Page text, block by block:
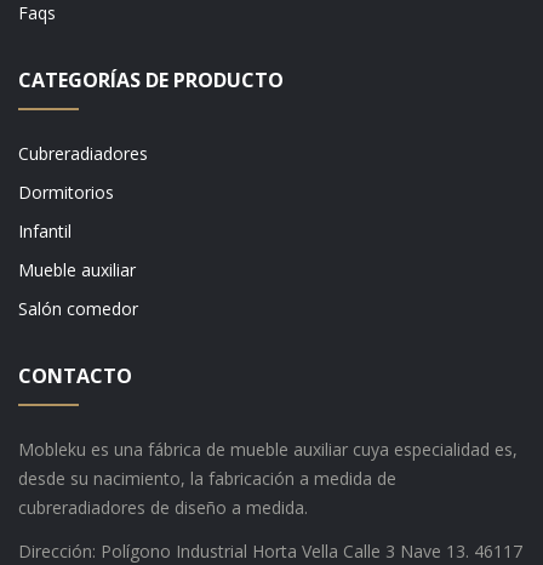
Faqs
CATEGORÍAS DE PRODUCTO
Cubreradiadores
Dormitorios
Infantil
Mueble auxiliar
Salón comedor
CONTACTO
Mobleku es una fábrica de mueble auxiliar cuya especialidad es,
desde su nacimiento, la fabricación a medida de
cubreradiadores de diseño a medida.
Dirección: Polígono Industrial Horta Vella Calle 3 Nave 13. 46117